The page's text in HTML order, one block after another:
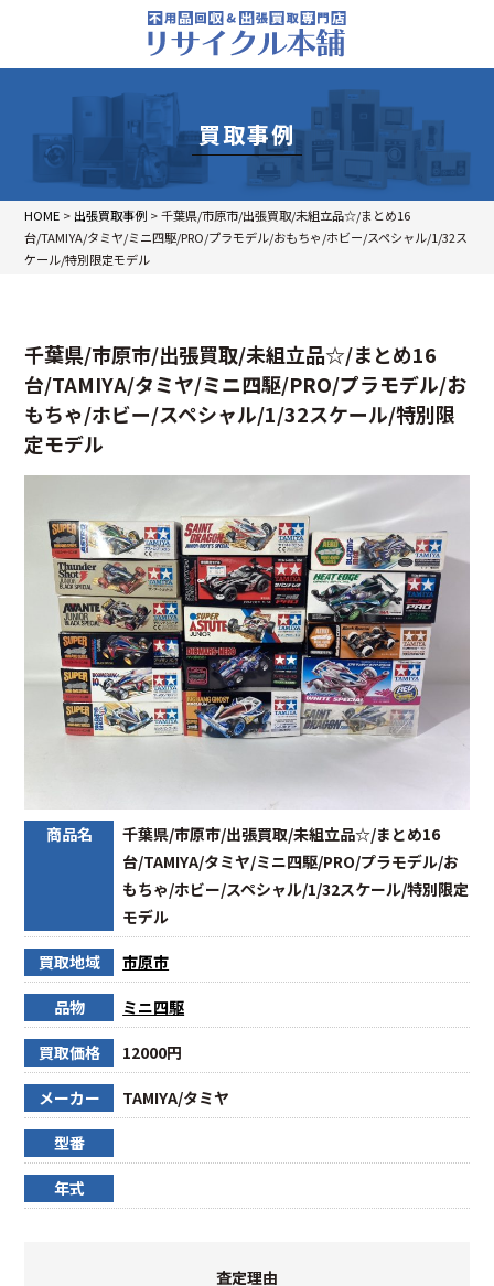
買取事例
HOME > 出張買取事例 >千葉県/市原市/出張買取/未組立品☆/まとめ16
台/TAMIYA/タミヤ/ミニ四駆/PRO/プラモデル/おもちゃ/ホビー/スペシャル/1/32ス
ケール/特別限定モデル
千葉県/市原市/出張買取/未組立品☆/まとめ16
台/TAMIYA/タミヤ/ミニ四駆/PRO/プラモデル/お
もちゃ/ホビー/スペシャル/1/32スケール/特別限
定モデル
商品名
千葉県/市原市/出張買取/未組立品☆/まとめ16
台/TAMIYA/タミヤ/ミニ四駆/PRO/プラモデル/お
もちゃ/ホビー/スペシャル/1/32スケール/特別限定
モデル
買取地域 市原市
品物 ミニ四駆
買取価格 12000円
メーカー TAMIYA/タミヤ
型番
年式
査定理由